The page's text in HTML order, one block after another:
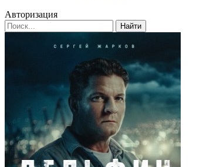
Авторизация
Найти